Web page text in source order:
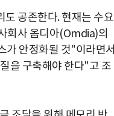
도 공존한다. 현재는 수요
회사 옴디아(Omdia)의
가 안정화될 것"이라면서
을 구축해야 한다"고 조